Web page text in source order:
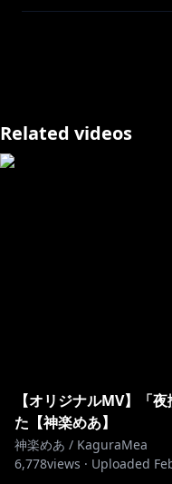
https://twitter.com/
https://
=★About
The directly
Related videos
【オリジナルMV】「
た【神楽めあ】
神楽めあ / KaguraMea
6,778views · Uploaded